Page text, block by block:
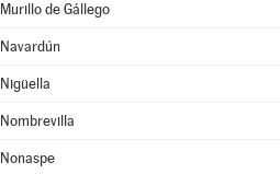
Murillo de Gállego
Navardún
Nigüella
Nombrevilla
Nonaspe